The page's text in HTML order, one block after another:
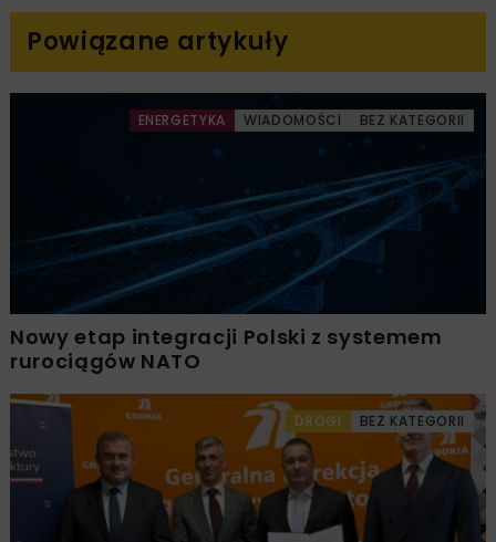
Powiązane artykuły
ENERGETYKA WIADOMOŚCI BEZ KATEGORII
Nowy etap integracji Polski z systemem
rurociągów NATO
DROGI BEZ KATEGORII